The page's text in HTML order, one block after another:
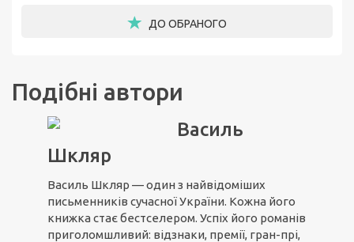
ДО ОБРАНОГО
Подібні автори
Василь
Шкляр
Василь Шкляр — один з найвідоміших
письменників сучасної України. Кожна його
книжка стає бестселером. Успіх його романів
приголомшливий: відзнаки, премії, гран-прі,